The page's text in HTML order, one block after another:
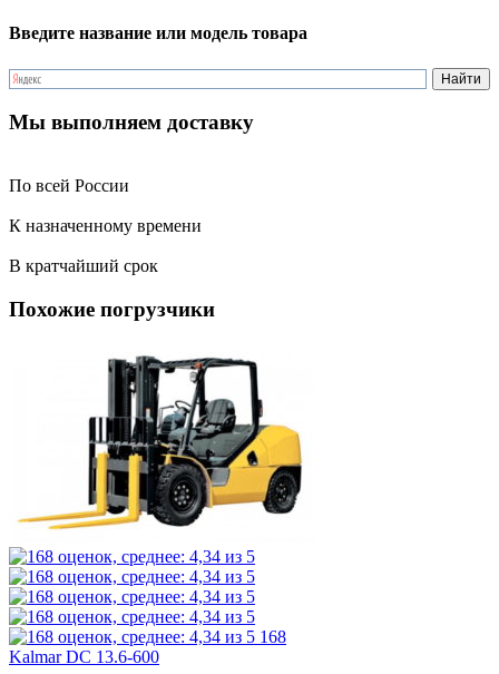
Введите название или модель товара
Мы выполняем доставку
По всей России
К назначенному времени
В кратчайший срок
Похожие погрузчики
168
Kalmar DC 13.6-600